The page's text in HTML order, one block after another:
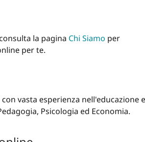
la pagina Chi Siamo per
per te.
vasta esperienza nell'educazione e
Psicologia ed Economia.